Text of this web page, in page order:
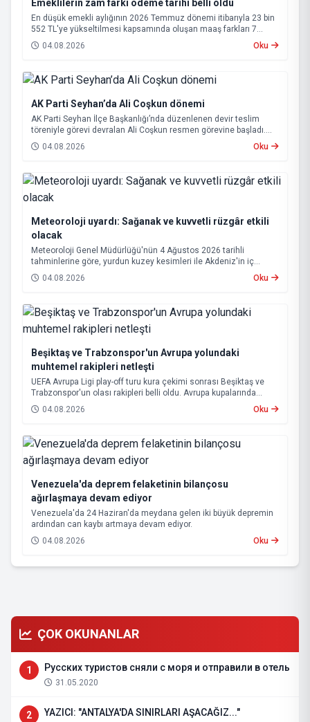
Emeklilerin zam farkı ödeme tarihi belli oldu
En düşük emekli aylığının 2026 Temmuz dönemi itibarıyla 23 bin
552 TL'ye yükseltilmesi kapsamında oluşan maaş farkları 7
Ağustos 2026 tarihinde hesaplara yatırılacak.
04.08.2026 Oku
AK Parti Seyhan’da Ali Coşkun dönemi
AK Parti Seyhan İlçe Başkanlığı’nda düzenlenen devir teslim
töreniyle görevi devralan Ali Coşkun resmen görevine başladı.
Hizmet vurgusu yapan Coşkun, “AK Partili olmak, bu ülkenin her
metrekaresine sevdalı olmaktır” dedi.
04.08.2026 Oku
Meteoroloji uyardı: Sağanak ve kuvvetli rüzgâr etkili
olacak
Meteoroloji Genel Müdürlüğü'nün 4 Ağustos 2026 tarihli
tahminlerine göre, yurdun kuzey kesimleri ile Akdeniz'in iç
bölgelerinde yer yer sağanak ve gök gürültülü sağanak yağış
bekleniyor.
04.08.2026 Oku
Beşiktaş ve Trabzonspor'un Avrupa yolundaki
muhtemel rakipleri netleşti
UEFA Avrupa Ligi play-off turu kura çekimi sonrası Beşiktaş ve
Trabzonspor'un olası rakipleri belli oldu. Avrupa kupalarında
yoluna devam eden Beşiktaş ve Trabzonspor, grup aşamasına
kalabilmek için kritik eşleşmelerle karşı karşıya gelecek.
04.08.2026 Oku
Venezuela'da deprem felaketinin bilançosu
ağırlaşmaya devam ediyor
Venezuela'da 24 Haziran'da meydana gelen iki büyük depremin
ardından can kaybı artmaya devam ediyor.
04.08.2026
Oku
ÇOK OKUNANLAR
1 Русских туристов сняли с моря и отправили в отель
31.05.2020
2 YAZICI: "ANTALYA'DA SINIRLARI AŞACAĞIZ..."